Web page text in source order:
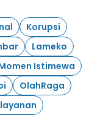
Korupsi
Lameko
Istimewa
OlahRaga